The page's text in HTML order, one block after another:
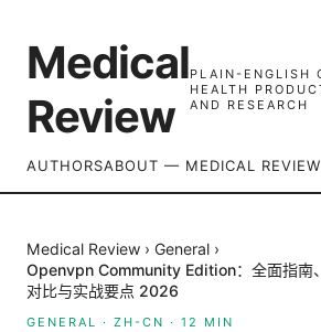
Medical
Review
PLAIN-ENGLISH
HEALTH
AND RESEARCH
AUTHORSABOUT — MEDICAL REVIEW
Medical Review › General ›
Openvpn Community Edition：全面指南
对比与实战要点 2026
GENERAL · ZH-CN · 12 MIN